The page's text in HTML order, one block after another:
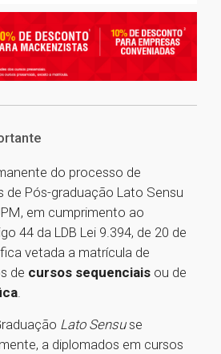
do processo de
de Pós-graduação Lato Sensu
em cumprimento ao
44 da LDB Lei 9.394, de 20 de
vetada a matrícula de
de cursos sequenciais ou de
.
Lato Sensuse
a diplomados em cursos